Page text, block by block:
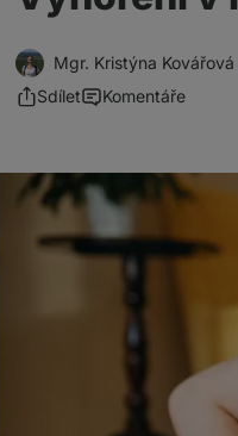
Mgr. Kristýna Kovářová
Sdílet
Komentáře